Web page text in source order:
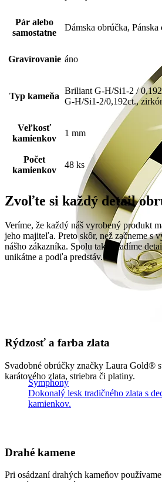
Symphony
Dokonalý lesk tradičného zlata s
kamienkov.
Pár alebo
samostatne
Dámska obrúčka, Pánska
Gravírovanie áno
Typ kameňa
Briliant G-H/Si1-2 /
G-H/Si1-2/0,192ct.,
Veľkosť
kamienkov
1 mm
Počet
kamienkov
48 ks
Zvoľte si každý detail
Veríme, že každý náš vyrobený produkt
jeho majiteľa. Preto skôr, než začneme s
nášho zákazníka. Spolu tak doladíme
unikátne a podľa predstáv.
Rýdzosť a farba zlata
Svadobné obrúčky značky Laura Gold®
karátového zlata, striebra či platiny.
Drahé kamene
Pri osádzaní drahých kameňov